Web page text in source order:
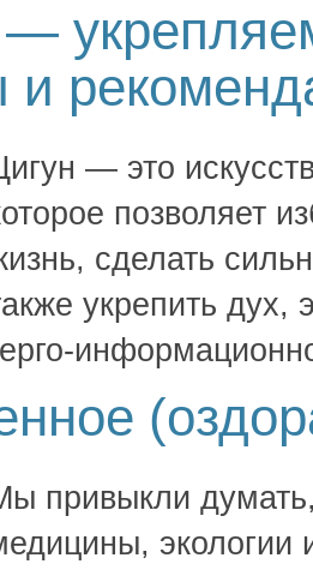
и
— это
позволяет
сделать
укрепить
привыкли
экологии